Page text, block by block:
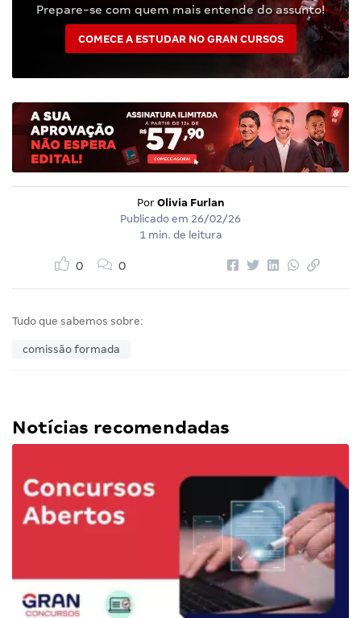
Prepare-se com quem mais entende do assunto!
COMECE A ESTUDAR NO GRAN CURSOS
Por Olivia Furlan
Publicado em 26/02/26
1 min. de leitura
0 0
Tudo que sabemos sobre:
comissão formada
Notícias recomendadas